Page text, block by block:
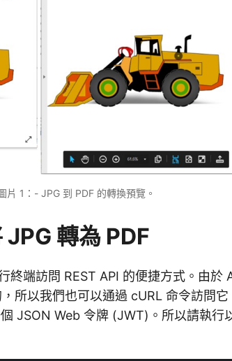
片 1：- JPG 到 PDF 的轉換預覽。
轉為 PDF
終端訪問 REST API 的便捷方式。由於
所以我們也可以通過 cURL 命令訪問
JSON Web 令牌 (JWT)。所以請執行